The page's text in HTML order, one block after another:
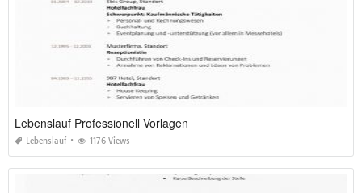
Lebenslauf Professionell Vorlagen
Lebenslauf 1176 Views